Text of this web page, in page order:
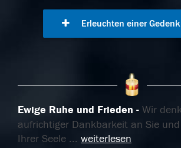
Erleuchten einer
Ewige Ruhe und Frieden
Wir
aufrichtiger Dankbarkeit an Sie
Ihrer Seele ... weiterlesen